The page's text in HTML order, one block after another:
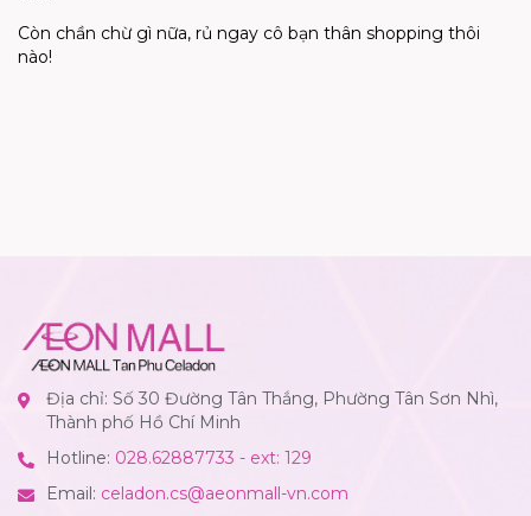
Còn chần chừ gì nữa, rủ ngay cô bạn thân shopping thôi
nào!
Địa chỉ: Số 30 Đường Tân Thắng, Phường Tân Sơn Nhì,
Thành phố Hồ Chí Minh
Hotline: 028.62887733 - ext: 129
Email: celadon.cs@aeonmall-vn.com